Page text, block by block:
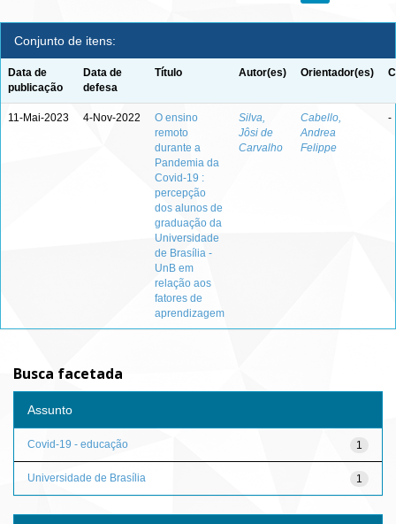
Conjunto de itens:
Data de
publicação
Data de
defesa
Título Autor(es) Orientador(es)
11-Mai-2023 4-Nov-2022
O ensino
remoto
durante a
Pandemia da
Covid-19 :
percepção
dos alunos de
graduação da
Universidade
de Brasília -
UnB em
relação aos
fatores de
aprendizagem
Silva,
Jôsi de
Carvalho
Cabello,
Andrea
Felippe
-
Busca facetada
Assunto
1
Covid-19 - educação
1
Universidade de Brasília